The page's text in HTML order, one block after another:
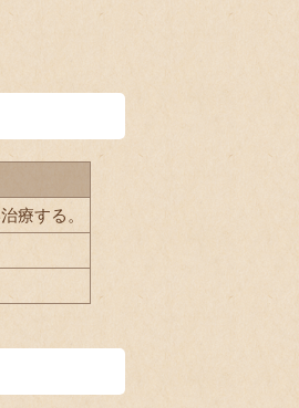
療する。